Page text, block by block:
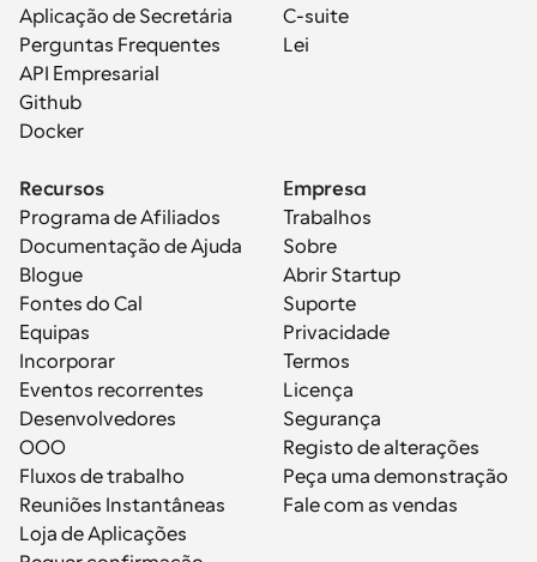
Aplicação de Secretária
Perguntas Frequentes
API Empresarial
Github
Docker
C-suite
Lei
Recursos
Programa de Afiliados
Documentação de Ajuda
Blogue
Fontes do Cal
Equipas
Incorporar
Eventos recorrentes
Desenvolvedores
OOO
Fluxos de trabalho
Reuniões Instantâneas
Loja de Aplicações
Empresa
Trabalhos
Sobre
Abrir Startup
Suporte
Privacidade
Termos
Licença
Segurança
Registo de alterações
Peça uma demonstração
Fale com as vendas